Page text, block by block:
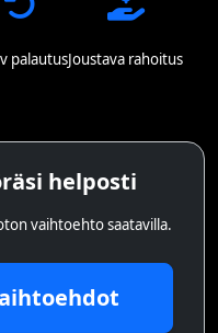
palautusJoustava rahoitus
helposti
vaihtoehto saatavilla.